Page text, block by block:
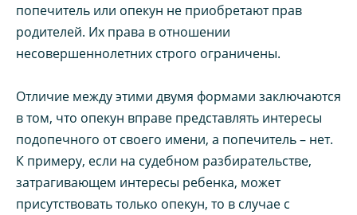
попечитель или опекун не приобретают прав
родителей. Их права в отношении
несовершеннолетних строго ограничены.
Отличие между этими двумя формами заключаются
в том, что опекун вправе представлять интересы
подопечного от своего имени, а попечитель – нет.
К примеру, если на судебном разбирательстве,
затрагивающем интересы ребенка, может
присутствовать только опекун, то в случае с